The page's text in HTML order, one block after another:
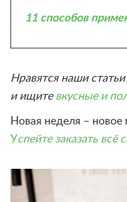
11 способов
Нравятся наши
и ищите вкусные и
Новая неделя –
Успейте заказать